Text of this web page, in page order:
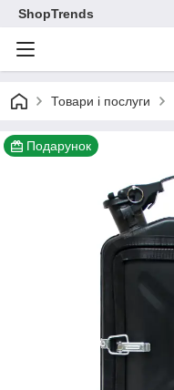
ShopTrends
Товари і послуги
Подарунок